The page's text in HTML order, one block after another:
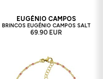
EUGÉNIO CAMPOS
BRINCOS EUGÉNIO CAMPOS SALT
69.90 EUR